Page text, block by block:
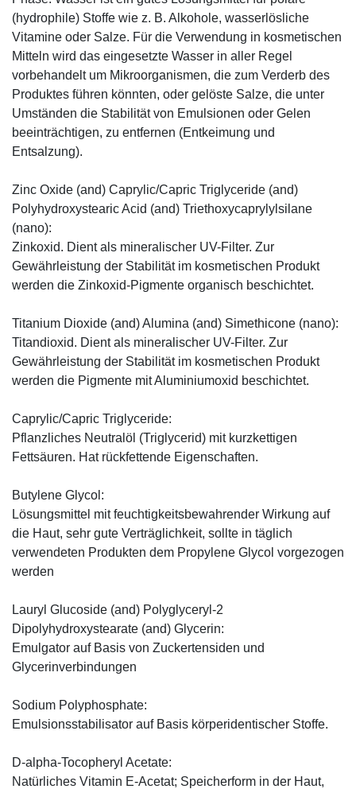
(hydrophile) Stoffe wie z. B. Alkohole, wasserlösliche
Vitamine oder Salze. Für die Verwendung in kosmetischen
Mitteln wird das eingesetzte Wasser in aller Regel
vorbehandelt um Mikroorganismen, die zum Verderb des
Produktes führen könnten, oder gelöste Salze, die unter
Umständen die Stabilität von Emulsionen oder Gelen
beeinträchtigen, zu entfernen (Entkeimung und
Entsalzung).
Zinc Oxide (and) Caprylic/Capric Triglyceride (and)
Polyhydroxystearic Acid (and) Triethoxycaprylylsilane
(nano):
Zinkoxid. Dient als mineralischer UV-Filter. Zur
Gewährleistung der Stabilität im kosmetischen Produkt
werden die Zinkoxid-Pigmente organisch beschichtet.
Titanium Dioxide (and) Alumina (and) Simethicone (nano):
Titandioxid. Dient als mineralischer UV-Filter. Zur
Gewährleistung der Stabilität im kosmetischen Produkt
werden die Pigmente mit Aluminiumoxid beschichtet.
Caprylic/Capric Triglyceride:
Pflanzliches Neutralöl (Triglycerid) mit kurzkettigen
Fettsäuren. Hat rückfettende Eigenschaften.
Butylene Glycol:
Lösungsmittel mit feuchtigkeitsbewahrender Wirkung auf
die Haut, sehr gute Verträglichkeit, sollte in täglich
verwendeten Produkten dem Propylene Glycol vorgezogen
werden
Lauryl Glucoside (and) Polyglyceryl-2
Dipolyhydroxystearate (and) Glycerin:
Emulgator auf Basis von Zuckertensiden und
Glycerinverbindungen
Sodium Polyphosphate:
Emulsionsstabilisator auf Basis körperidentischer Stoffe.
D-alpha-Tocopheryl Acetate:
Natürliches Vitamin E-Acetat; Speicherform in der Haut,